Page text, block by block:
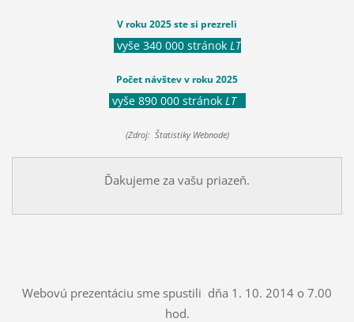
V roku 2025 ste si prezreli
vyše 340 000 stránok LT
Počet návštev v roku 2025
vyše 890 000 stránok LT
(Zdroj: Štatistiky Webnode)
Ďakujeme za vašu priazeň.
Webovú prezentáciu sme spustili dňa 1. 10. 2014 o 7.00
hod.